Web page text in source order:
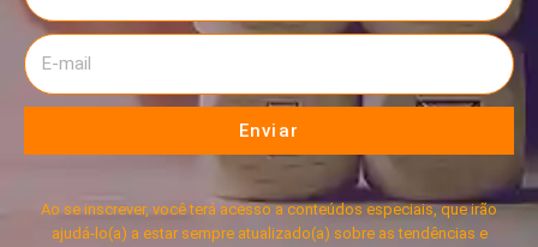
Enviar
Ao se inscrever, você terá acesso a conteúdos especiais, que irão
ajudá-lo(a) a estar sempre atualizado(a) sobre as tendências e